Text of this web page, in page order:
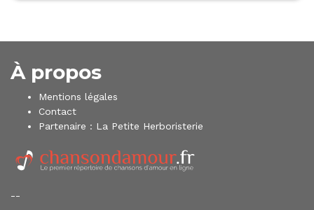
À propos
Mentions légales
Contact
Partenaire : La Petite Herboristerie
--